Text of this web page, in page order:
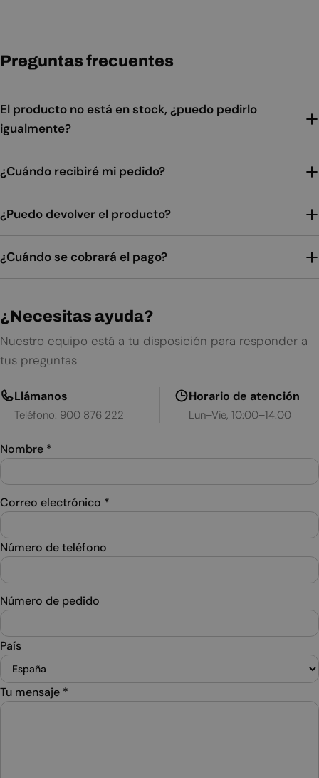
Preguntas frecuentes
El producto no está en stock, ¿puedo pedirlo
igualmente?
¿Cuándo recibiré mi pedido?
¿Puedo devolver el producto?
¿Cuándo se cobrará el pago?
¿Necesitas ayuda?
Nuestro equipo está a tu disposición para responder a
tus preguntas
Llámanos
Teléfono: 900 876 222
Horario de atención
Lun–Vie, 10:00–14:00
Nombre *
Correo electrónico *
Número de teléfono
Número de pedido
País
Tu mensaje *